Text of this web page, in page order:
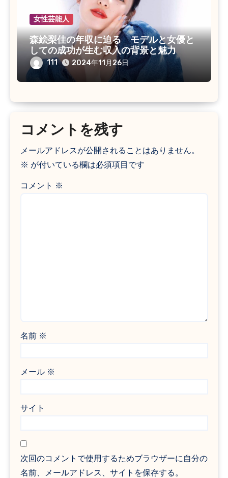
女性芸能人
森絵梨佳の年収に迫る モデルと女優と
しての成功が生む収入の背景と魅力
111 2024年11月26日
コメントを残す
メールアドレスが公開されることはありません。
※ が付いている欄は必須項目です
コメント ※
名前 ※
メール ※
サイト
次回のコメントで使用するためブラウザーに自分の
名前、メールアドレス、サイトを保存する。